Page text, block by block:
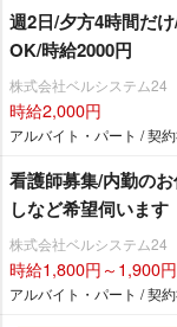
週2日/夕方4時間だ
OK/時給2000円
株式会社ベルシステム24
時給2,000円
アルバイト・パート / 契
看護師募集/内勤の
しなど希望伺います
株式会社ベルシステム24
時給1,800円～1,900円
アルバイト・パート / 契